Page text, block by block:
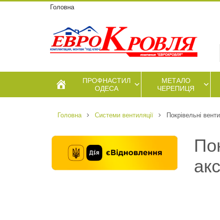
Головна
ПРОФНАСТИЛ
ОДЕСА
МЕТАЛО
ЧЕРЕПИЦЯ
Головна Системи вентиляції Покрівельні